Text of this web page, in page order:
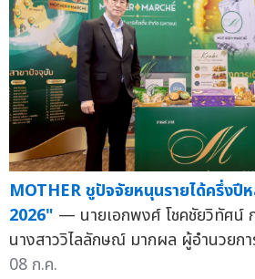
MOTHER ชูปัจจัยหนุนรายได้ครึ่งปี
2026" — นายเอกพงศ์ โชคชัยวิทัศน์
นางสาววิไลลักษณ์ มากผล ผู้อำนวยก
08 ก.ค.